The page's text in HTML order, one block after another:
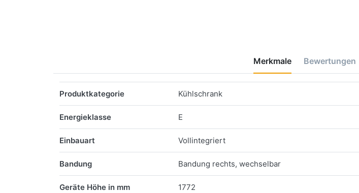
Merkmale Bewertungen
Produktkategorie Kühlschrank
Energieklasse E
Einbauart Vollintegriert
Bandung Bandung rechts, wechselbar
Geräte Höhe in mm 1772